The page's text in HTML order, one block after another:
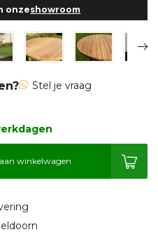
onzeshowroom
Stel je vraag
winkelwagen